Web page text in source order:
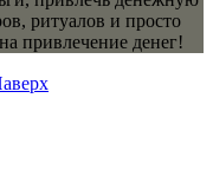
ритуалов и просто
привлечение денег!